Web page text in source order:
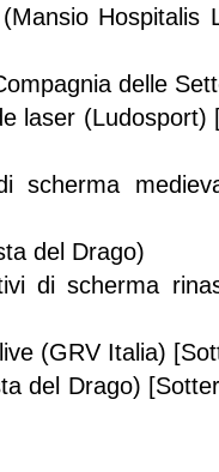
Hospitalis
delle
(Ludosport)
del Drago)
scherma
(GRV Italia)
del Drago)